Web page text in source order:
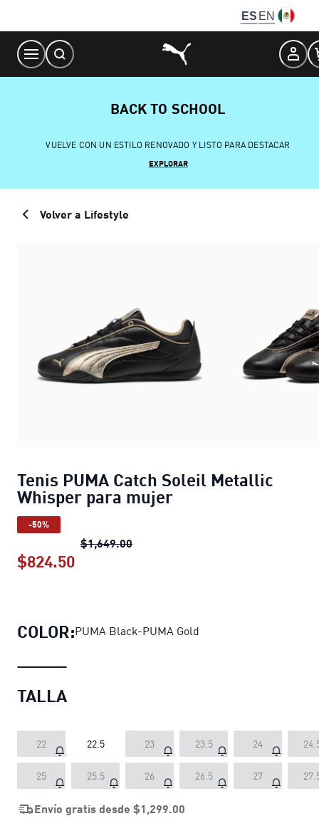
Content
ES EN
BACK TO SCHOOL
VUELVE CON UN ESTILO RENOVADO Y LISTO PARA DESTACAR
EXPLORAR
Volver a Lifestyle
Tenis PUMA Catch Soleil Metallic
Whisper para mujer
-50%
$1,649.00Tenis PUMA Catch Soleil Metallic
$824.50
COLOR:PUMA Black-PUMA Gold
TALLA
22 22.5 23 23.5 24
25 25.5 26 26.5 27
Envío gratis desde $1,299.00